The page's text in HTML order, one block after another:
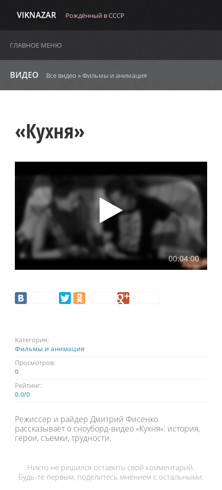
VIKNAZAR Рождённый в СССР
ГЛАВНОЕ МЕНЮ
ВИДЕО Все видео »Фильмы и анимация
«Кухня»
00:04:00
Категория:
Фильмы и анимация
Просмотров:
0
Рейтинг:
0.0/0
Режиссер и райдер Дмитрий Фисенко
рассказывает о сноуборд-видео «Кухня»: история,
герои, съемки, трудности.
Никто не решился оставить свой комментарий.
Будь-те первым, поделитесь мнением с остальными.